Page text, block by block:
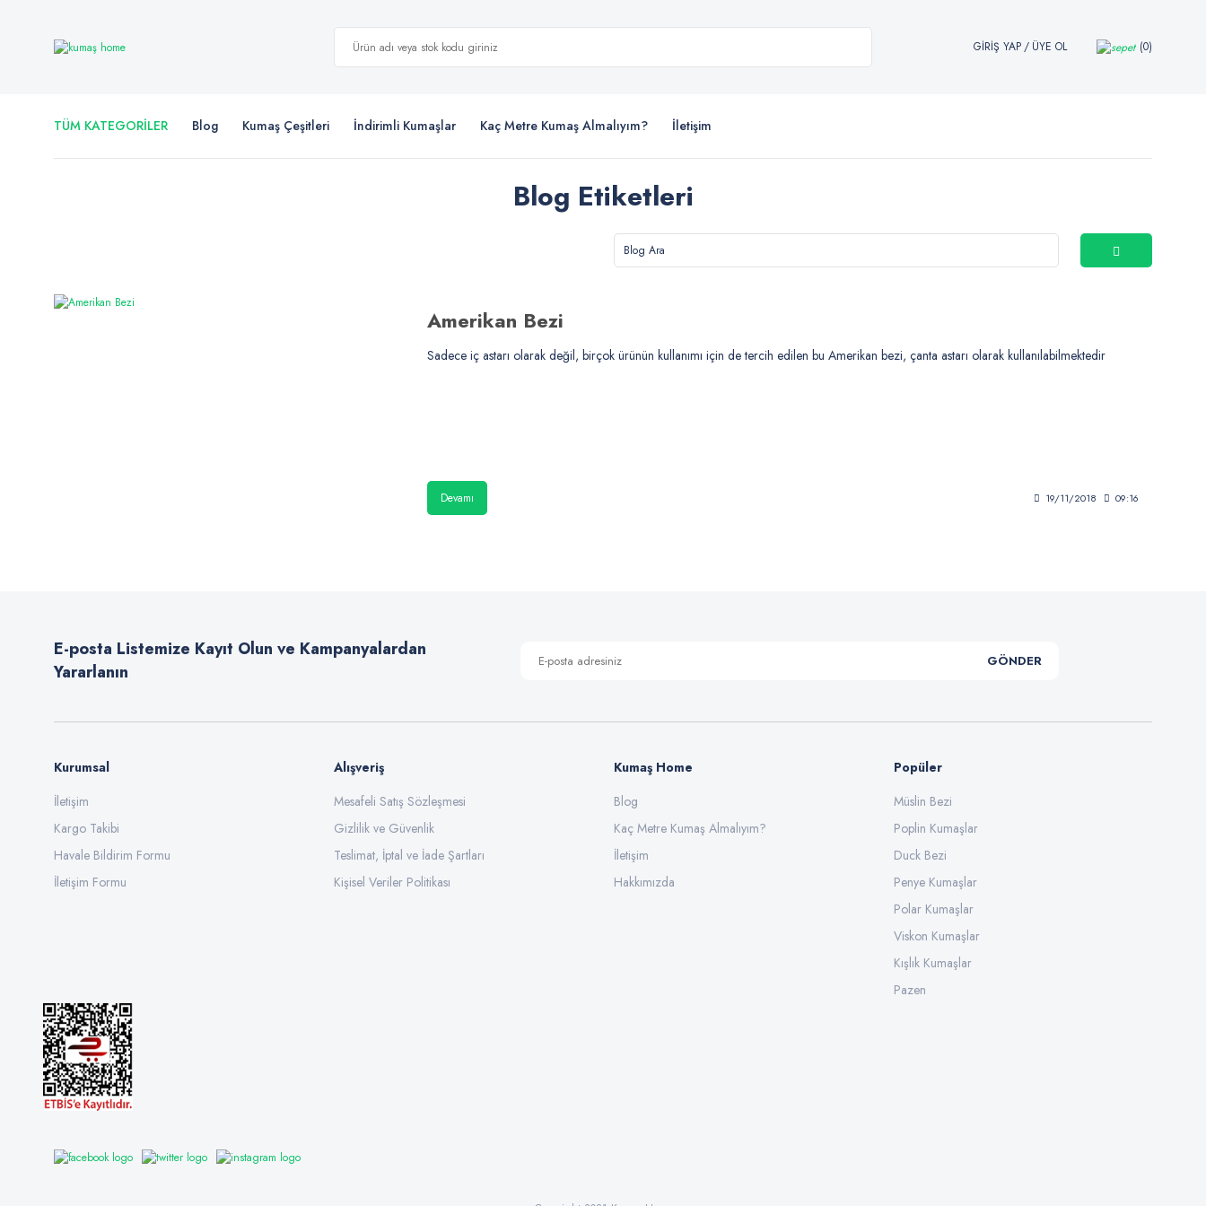
GİRİŞ YAP/ ÜYE OL 0
TÜM KATEGORİLER Blog Kumaş Çeşitleri İndirimli Kumaşlar Kaç Metre Kumaş Almalıyım? İletişim
Blog Etiketleri
Amerikan Bezi
Sadece iç astarı olarak değil, birçok ürünün kullanımı için de tercih edilen bu Amerikan bezi, çanta astarı olarak kullanılabilmektedir
Devamı 19/11/2018 09:16
E-posta Listemize Kayıt Olun ve Kampanyalardan
Yararlanın
GÖNDER
Kurumsal
İletişim
Kargo Takibi
Havale Bildirim Formu
İletişim Formu
Alışveriş
Mesafeli Satış Sözleşmesi
Gizlilik ve Güvenlik
Teslimat, İptal ve İade Şartları
Kişisel Veriler Politikası
Kumaş Home
Blog
Kaç Metre Kumaş Almalıyım?
İletişim
Hakkımızda
Popüler
Müslin Bezi
Poplin Kumaşlar
Duck Bezi
Penye Kumaşlar
Polar Kumaşlar
Viskon Kumaşlar
Kışlık Kumaşlar
Pazen